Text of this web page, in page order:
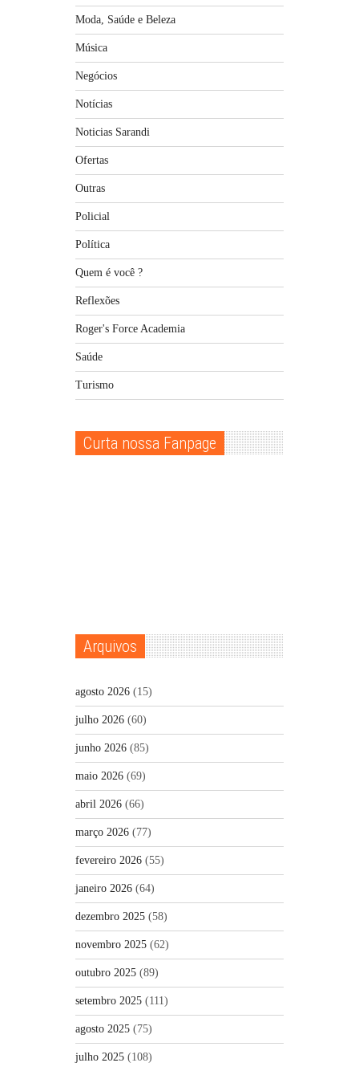
Moda, Saúde e Beleza
Música
Negócios
Notícias
Noticias Sarandi
Ofertas
Outras
Policial
Política
Quem é você ?
Reflexões
Roger's Force Academia
Saúde
Turismo
Curta nossa Fanpage
Arquivos
agosto 2026 (15)
julho 2026 (60)
junho 2026 (85)
maio 2026 (69)
abril 2026 (66)
março 2026 (77)
fevereiro 2026 (55)
janeiro 2026 (64)
dezembro 2025 (58)
novembro 2025 (62)
outubro 2025 (89)
setembro 2025 (111)
agosto 2025 (75)
julho 2025 (108)